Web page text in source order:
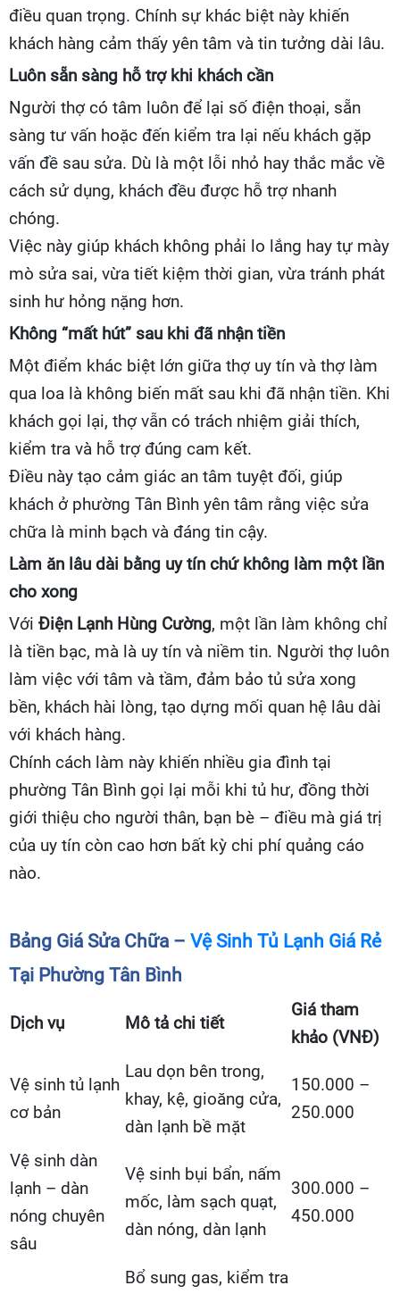
điều quan trọng. Chính sự khác biệt này khiến
khách hàng cảm thấy yên tâm và tin tưởng dài lâu.
Luôn sẵn sàng hỗ trợ khi khách cần
Người thợ có tâm luôn để lại số điện thoại, sẵn
sàng tư vấn hoặc đến kiểm tra lại nếu khách gặp
vấn đề sau sửa. Dù là một lỗi nhỏ hay thắc mắc về
cách sử dụng, khách đều được hỗ trợ nhanh
chóng.
Việc này giúp khách không phải lo lắng hay tự mày
mò sửa sai, vừa tiết kiệm thời gian, vừa tránh phát
sinh hư hỏng nặng hơn.
Không “mất hút” sau khi đã nhận tiền
Một điểm khác biệt lớn giữa thợ uy tín và thợ làm
qua loa là không biến mất sau khi đã nhận tiền. Khi
khách gọi lại, thợ vẫn có trách nhiệm giải thích,
kiểm tra và hỗ trợ đúng cam kết.
Điều này tạo cảm giác an tâm tuyệt đối, giúp
khách ở phường Tân Bình yên tâm rằng việc sửa
chữa là minh bạch và đáng tin cậy.
Làm ăn lâu dài bằng uy tín chứ không làm một lần
cho xong
Với Điện Lạnh Hùng Cường, một lần làm không chỉ
là tiền bạc, mà là uy tín và niềm tin. Người thợ luôn
làm việc với tâm và tầm, đảm bảo tủ sửa xong
bền, khách hài lòng, tạo dựng mối quan hệ lâu dài
với khách hàng.
Chính cách làm này khiến nhiều gia đình tại
phường Tân Bình gọi lại mỗi khi tủ hư, đồng thời
giới thiệu cho người thân, bạn bè – điều mà giá trị
của uy tín còn cao hơn bất kỳ chi phí quảng cáo
nào.
Bảng Giá Sửa Chữa – Vệ Sinh Tủ Lạnh Giá Rẻ
Tại Phường Tân Bình
Dịch vụ Mô tả chi tiết
Giá tham
khảo (VNĐ)
Vệ sinh tủ lạnh
cơ bản
Lau dọn bên trong,
khay, kệ, gioăng cửa,
dàn lạnh bề mặt
150.000 –
250.000
Vệ sinh dàn
lạnh – dàn
nóng chuyên
sâu
Vệ sinh bụi bẩn, nấm
mốc, làm sạch quạt,
dàn nóng, dàn lạnh
300.000 –
450.000
Bổ sung gas, kiểm tra